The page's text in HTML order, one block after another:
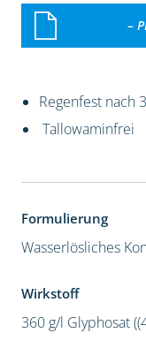
–
Regenfest nach
Tallowaminfrei
Formulierung
Wasserlösliches
Wirkstoff
360 g/l Glyphosat